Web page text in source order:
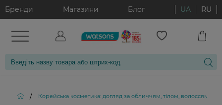
Бренди Магазини Блог UA RU
/ Корейська косметика: догляд за обличчям, тілом, волоссям і